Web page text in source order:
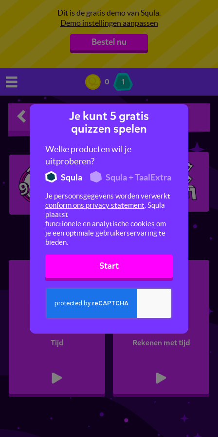
Dit is de gratis demo van Squla.
Demo instellingen aanpassen
Bestel nu
0 1
Rekenen
Tijd Basisrekenen
Tijd Rekenen met tijd
Je kunt 5 gratis
quizzen spelen
Welke producten wil je
uitproberen?
Squla
Squla + TaalExtra
Je persoonsgegevens worden verwerkt
conform ons privacy statement . Squla
plaatst
functionele en analytische cookies om
je een optimale gebruikerservaring te
bieden.
Start